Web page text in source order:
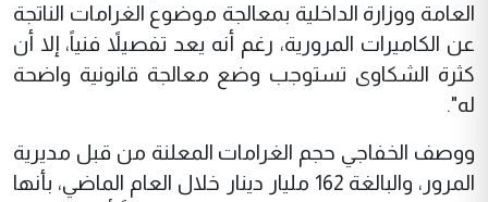
العامة ووزارة الداخلية بمعالجة موضوع الغرامات الناتجة
عن الكاميرات المرورية، رغم أنه يعد تفصيلاً فنياً، إلا أن
كثرة الشكاوى تستوجب وضع معالجة قانونية واضحة
له".
ووصف الخفاجي حجم الغرامات المعلنة من قبل مديرية
المرور، والبالغة 162 مليار دينار خلال العام الماضي، بأنها